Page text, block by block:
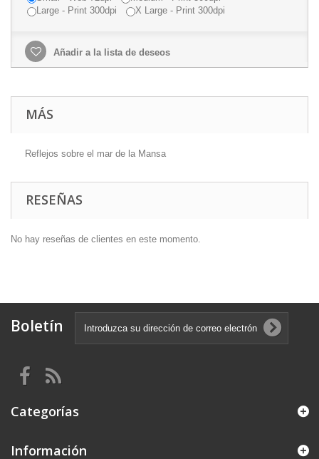
Large - Print 300dpi
X Large - Print 300dpi
Añadir a la lista de deseos
MÁS
Reflejos sobre el mar de la Mansa
RESEÑAS
No hay reseñas de clientes en este momento.
Boletín
Categorías
Información